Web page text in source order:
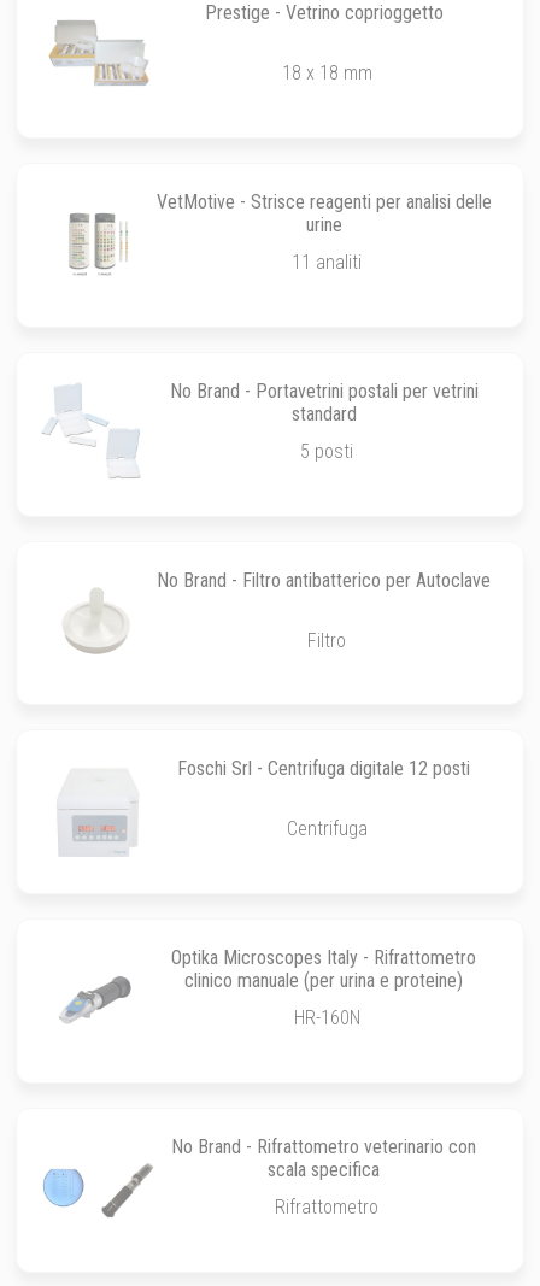
Prestige - Vetrino coprioggetto
18 x 18 mm
VetMotive - Strisce reagenti per analisi delle
urine
11 analiti
No Brand - Portavetrini postali per vetrini
standard
5 posti
No Brand - Filtro antibatterico per Autoclave
Filtro
Foschi Srl - Centrifuga digitale 12 posti
Centrifuga
Optika Microscopes Italy - Rifrattometro
clinico manuale (per urina e proteine)
HR-160N
No Brand - Rifrattometro veterinario con
scala specifica
Rifrattometro